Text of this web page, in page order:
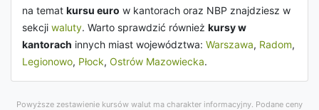
na temat kursu euro w kantorach oraz NBP znajdziesz w
sekcji waluty. Warto sprawdzić również kursy w
kantorach innych miast województwa: Warszawa, Radom,
Legionowo, Płock, Ostrów Mazowiecka.
Powyższe zestawienie kursów walut ma charakter informacyjny. Podane ceny